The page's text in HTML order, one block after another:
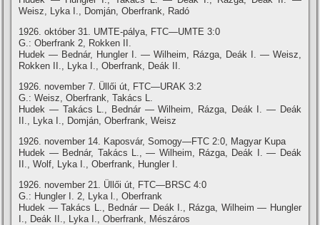
Weisz, Lyka I., Domján, Oberfrank, Radó
1926. október 31. UMTE-pálya, FTC—UMTE 3:0
G.: Oberfrank 2, Rokken II.
Hudek — Bednár, Hungler I. — Wilheim, Rázga, Deák I. — Weisz,
Rokken II., Lyka I., Oberfrank, Deák II.
1926. november 7. Üllői út, FTC—URAK 3:2
G.: Weisz, Oberfrank, Takács L.
Hudek — Takács L., Bednár — Wilheim, Rázga, Deák I. — Deák
II., Lyka I., Domján, Oberfrank, Weisz
1926. november 14. Kaposvár, Somogy—FTC 2:0, Magyar Kupa
Hudek — Bednár, Takács L., — Wilheim, Rázga, Deák I. — Deák
II., Wolf, Lyka I., Oberfrank, Hungler I.
1926. november 21. Üllői út, FTC—BRSC 4:0
G.: Hungler I. 2, Lyka l., Oberfrank
Hudek — Takács L., Bednár — Deák I., Rázga, Wilheim — Hungler
I., Deák II., Lyka I., Oberfrank, Mészáros